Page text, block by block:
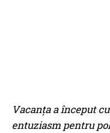
Vacanța a început
entuziasm pentru